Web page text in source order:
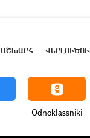
ԱՇԽԱՐՀ
Odnoklassniki